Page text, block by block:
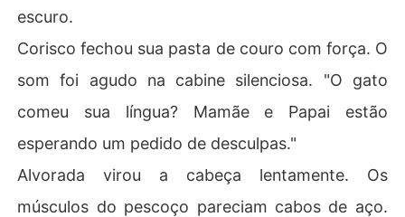
escuro.
Corisco fechou sua pasta de couro com força. O
som foi agudo na cabine silenciosa. "O gato
comeu sua língua? Mamãe e Papai estão
esperando um pedido de desculpas."
Alvorada virou a cabeça lentamente. Os
músculos do pescoço pareciam cabos de aço.